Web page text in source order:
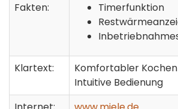
Fakten:
Timerfunktion
Klartext:
Komfortabler
Intuitive Bedienung